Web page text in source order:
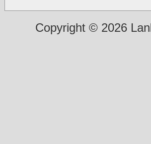
Copyright © 2026